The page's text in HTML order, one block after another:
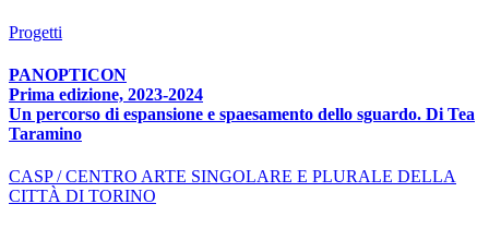
Progetti
PANOPTICON
Prima edizione, 2023-2024
Un percorso di espansione e spaesamento dello sguardo. Di Tea
Taramino
CASP / CENTRO ARTE SINGOLARE E PLURALE DELLA
CITTÀ DI TORINO